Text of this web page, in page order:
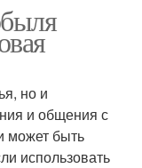
материал
Затраты на
но и
и общения с
может быть
использовать